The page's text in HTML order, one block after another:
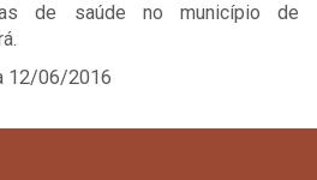
de saúde no município de
12/06/2016